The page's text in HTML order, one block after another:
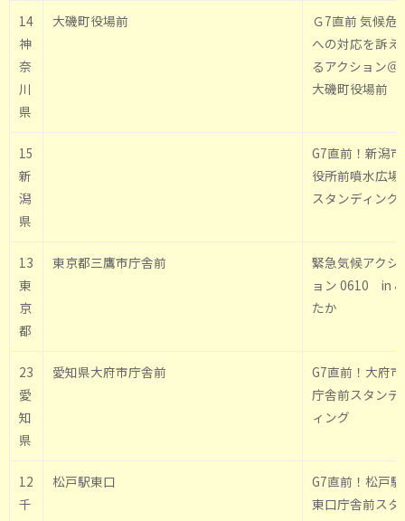
14
神
奈
川
県
大磯町役場前
Ｇ7直前 気候危
への対応を訴え
るアクション＠
大磯町役場前
15
新
潟
県
G7直前！新潟市
役所前噴水広場
スタンディング
13
東
京
都
東京都三鷹市庁舎前
緊急気候アクシ
ョン 0610 in
たか
23
愛
知
県
愛知県大府市庁舎前
G7直前！大府市
庁舎前スタンデ
ィング
12
千
松戸駅東口
G7直前！松戸駅
東口庁舎前スタ